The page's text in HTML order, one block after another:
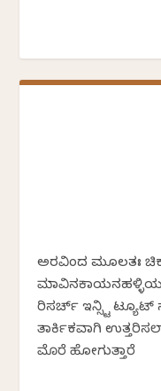
ಅರವಿಂದ ಮೂಲತಃ
ರಿಸರ್ಚ್ ಇನ್ಸ್ಟಿ ಟ್ಯೂಟ್
ತಾರ್ಕಿಕವಾಗಿ
ಮೊರೆ ಹೋಗುತ್ತಾರೆ